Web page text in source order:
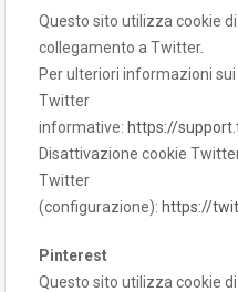
Questo sito utilizza cookie
collegamento a Twitter.
Per ulteriori informazioni
Twitter
informative: https://
Disattivazione cookie
Twitter
(configurazione): https://
Pinterest
Questo sito utilizza cookie